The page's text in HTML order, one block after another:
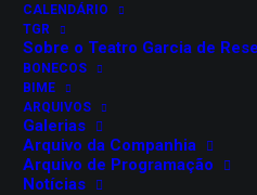
CALENDÁRIO
TGR
Sobre o Teatro Garcia de
BONECOS
BIME
ARQUIVOS
Galerias
Arquivo da Companhia
Arquivo de Programação
Notícias
“KINDZU”, A
“TERRA
Mia